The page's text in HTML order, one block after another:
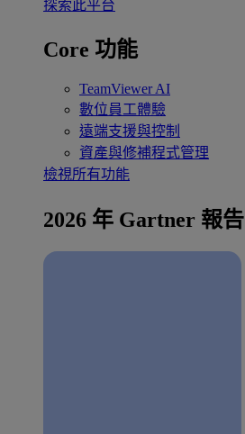
探索此平台
Core 功能
TeamViewer AI
數位員工體驗
遠端支援與控制
資產與修補程式管理
檢視所有功能
2026 年 Gartner 報告